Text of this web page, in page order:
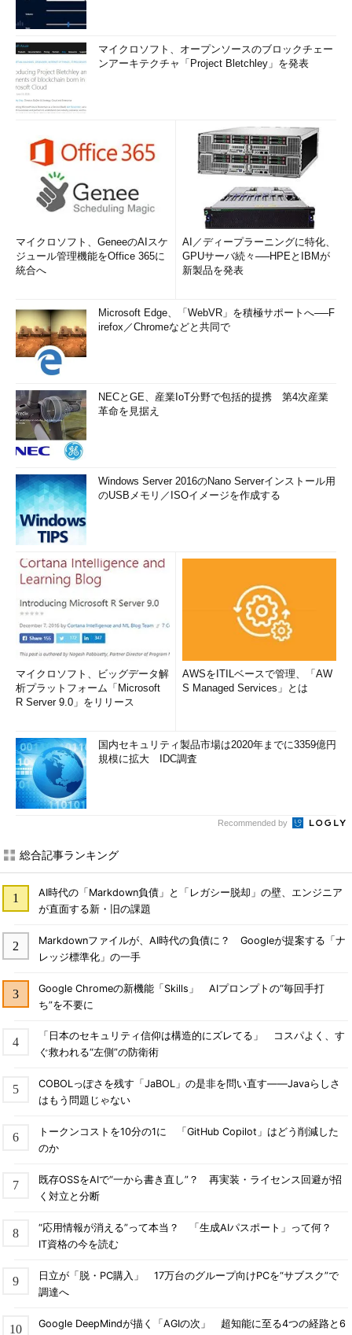
マイクロソフト、オープンソースのブロックチェー
ンアーキテクチャ「Project Bletchley」を発表
マイクロソフト、GeneeのAIスケ
ジュール管理機能をOffice 365に
統合へ
AI／ディープラーニングに特化、
GPUサーバ続々──HPEとIBMが
新製品を発表
Microsoft Edge、「WebVR」を積極サポートへ──F
irefox／Chromeなどと共同で
NECとGE、産業IoT分野で包括的提携 第4次産業
革命を見据え
Windows Server 2016のNano Serverインストール用
のUSBメモリ／ISOイメージを作成する
マイクロソフト、ビッグデータ解
析プラットフォーム「Microsoft
R Server 9.0」をリリース
AWSをITILベースで管理、「AW
S Managed Services」とは
国内セキュリティ製品市場は2020年までに3359億円
規模に拡大 IDC調査
Recommended by
総合記事ランキング
AI時代の「Markdown負債」と「レガシー脱却」の壁、エンジニア
が直面する新・旧の課題
Markdownファイルが、AI時代の負債に？ Googleが提案する「ナ
レッジ標準化」の一手
Google Chromeの新機能「Skills」 AIプロンプトの“毎回手打
ち”を不要に
「日本のセキュリティ信仰は構造的にズレてる」 コスパよく、す
ぐ救われる“左側”の防衛術
COBOLっぽさを残す「JaBOL」の是非を問い直す――Javaらしさ
はもう問題じゃない
トークンコストを10分の1に 「GitHub Copilot」はどう削減した
のか
既存OSSをAIで“一から書き直し”？ 再実装・ライセンス回避が招
く対立と分断
“応用情報が消える”って本当？ 「生成AIパスポート」って何？
IT資格の今を読む
日立が「脱・PC購入」 17万台のグループ向けPCを“サブスク”で
調達へ
Google DeepMindが描く「AGIの次」 超知能に至る4つの経路と6